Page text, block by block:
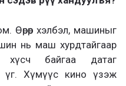
хэлбэл, машиныг
нь маш хурдтайгаар
хүсч байгаа датаг
үг. Хүмүүс кино үзэж